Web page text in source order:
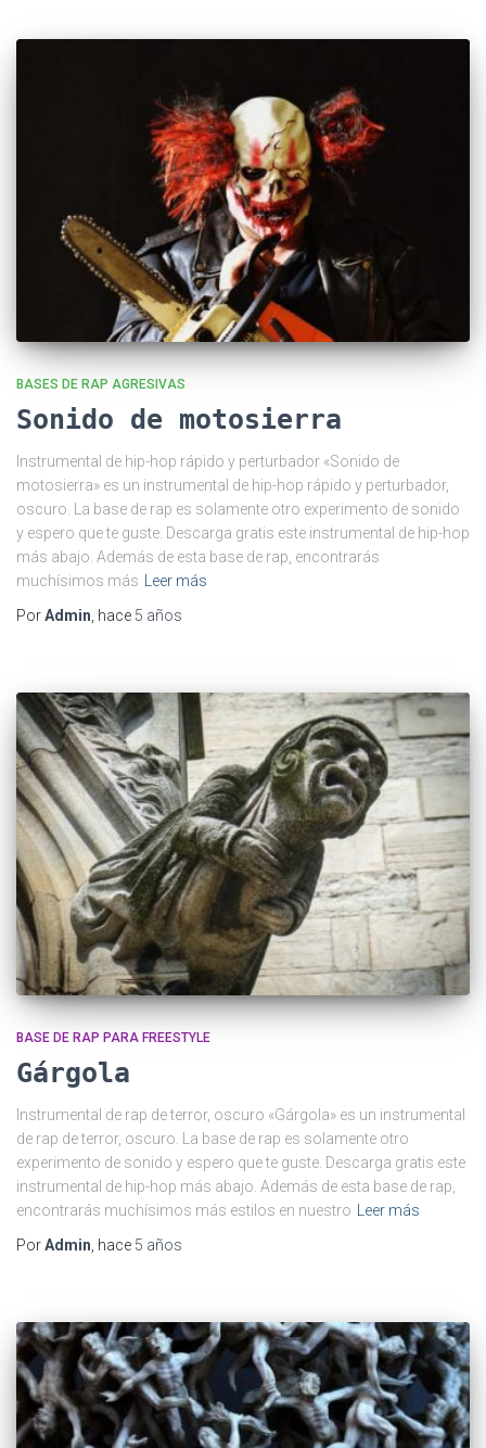
BASES DE RAP AGRESIVAS
Sonido de motosierra
Instrumental de hip-hop rápido y perturbador «Sonido de
motosierra» es un instrumental de hip-hop rápido y perturbador,
oscuro. La base de rap es solamente otro experimento de sonido
y espero que te guste. Descarga gratis este instrumental de hip-hop
más abajo. Además de esta base de rap, encontrarás
muchísimos más
Leer más
PorAdmin , hace 5 años
BASE DE RAP PARA FREESTYLE
Gárgola
Instrumental de rap de terror, oscuro «Gárgola» es un instrumental
de rap de terror, oscuro. La base de rap es solamente otro
experimento de sonido y espero que te guste. Descarga gratis este
instrumental de hip-hop más abajo. Además de esta base de rap,
encontrarás muchísimos más estilos en nuestro Leer más
PorAdmin , hace 5 años